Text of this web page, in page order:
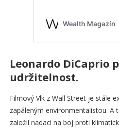
Leonardo DiCaprio
udržitelnost.
Filmový Vlk z Wall Street je stále
zapáleným environmentalistou. A
založil nadaci na boj proti